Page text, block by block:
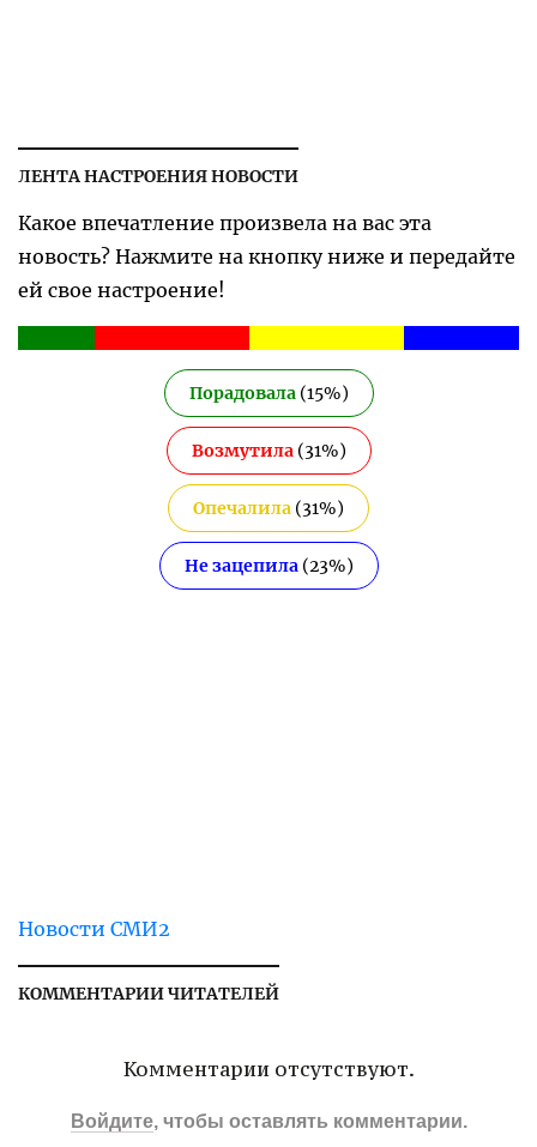
ЛЕНТА НАСТРОЕНИЯ НОВОСТИ
Какое впечатление произвела на вас эта
новость? Нажмите на кнопку ниже и передайте
ей свое настроение!
Порадовала(15%)
Возмутила(31%)
Опечалила (31%)
Не зацепила(23%)
Новости СМИ2
КОММЕНТАРИИ ЧИТАТЕЛЕЙ
Комментарии отсутствуют.
Войдите, чтобы оставлять комментарии.